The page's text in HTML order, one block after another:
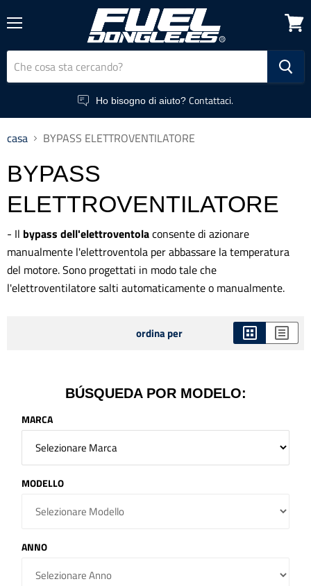
Menu
Ho bisogno di aiuto? Contattaci.
Vedi
casa BYPASS ELETTROVENTILATORE
BYPASS
ELETTROVENTILATORE
- Il bypass dell'elettroventolaconsente di azionare
manualmente l'elettroventola per abbassare la temperatura
del motore. Sono progettati in modo tale che
l'elettroventilatore salti automaticamente o manualmente.
ordina per
BÚSQUEDA POR MODELO:
MARCA
MODELLO
ANNO